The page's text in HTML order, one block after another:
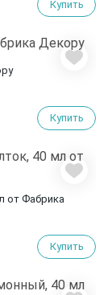
Купить
Купить
от Фабрика
Купить